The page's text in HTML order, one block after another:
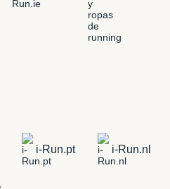
i-Run.pt i-Run.nl